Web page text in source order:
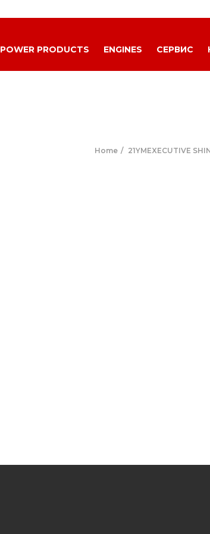
POWER PRODUCTS ENGINES СЕРВИС
Home 21YMEXECUTIVE